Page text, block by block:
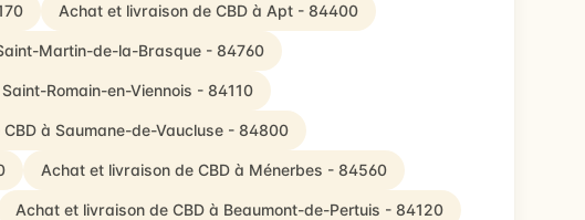
Achat et livraison de CBD à Apt - 84400
Martin-de-la-Brasque - 84760
Romain-en-Viennois - 84110
à Saumane-de-Vaucluse - 84800
Achat et livraison de CBD à Ménerbes - 84560
Achat et livraison de CBD à Beaumont-de-Pertuis - 84120